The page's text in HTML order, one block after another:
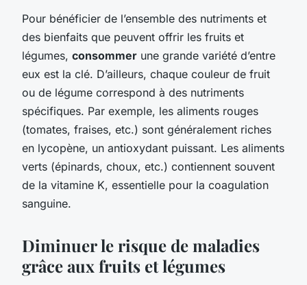
Pour bénéficier de l’ensemble des nutriments et
des bienfaits que peuvent offrir les fruits et
légumes, consommer une grande variété d’entre
eux est la clé. D’ailleurs, chaque couleur de fruit
ou de légume correspond à des nutriments
spécifiques. Par exemple, les aliments rouges
(tomates, fraises, etc.) sont généralement riches
en lycopène, un antioxydant puissant. Les aliments
verts (épinards, choux, etc.) contiennent souvent
de la vitamine K, essentielle pour la coagulation
sanguine.
Diminuer le risque de maladies
grâce aux fruits et légumes